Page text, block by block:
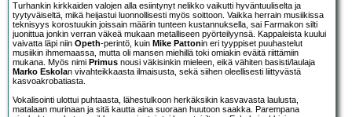
Turhankin kirkkaiden valojen alla esiintynyt nelikko vaikutti hyväntuuliselta ja
tyytyväiseltä, mikä heijastui luonnollisesti myös soittoon. Vaikka herrain musiikissa
teknisyys korostuukin joissain määrin tunteen kustannuksella, sai Farmakon silti
juonittua jonkin verran väkeä mukaan metalliseen pyörteilyynsä. Kappaleista kuului
vaivatta läpi niin Opeth-perintö, kuin Mike Pattonin eri tyyppiset puuhastelut
musiikin ihmemaassa, mutta oli mansen miehillä toki omiakin eväitä riittämiin
mukana. Myös nimi Primus nousi väkisinkin mieleen, eikä vähiten basisti/laulaja
Marko Eskolan vivahteikkaasta ilmaisusta, sekä siihen oleellisesti liittyvästä
kasvoakrobatiasta.
Vokalisointi ulottui puhtaasta, lähestulkoon herkäksikin kasvavasta laulusta,
matalaan murinaan ja sitä kautta aina suoraan huutoon saakka. Parempana